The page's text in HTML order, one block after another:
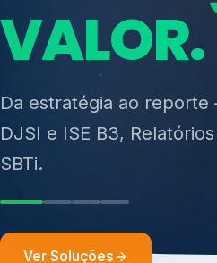
ISO 27701, ISO 42001,
14001, ISO 45001, ONA
sólidos (PGRS/PMGRS).